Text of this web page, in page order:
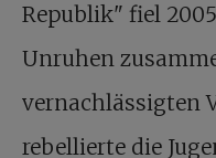
Republik" fiel
Unruhen
vernachlässigten
rebellierte die